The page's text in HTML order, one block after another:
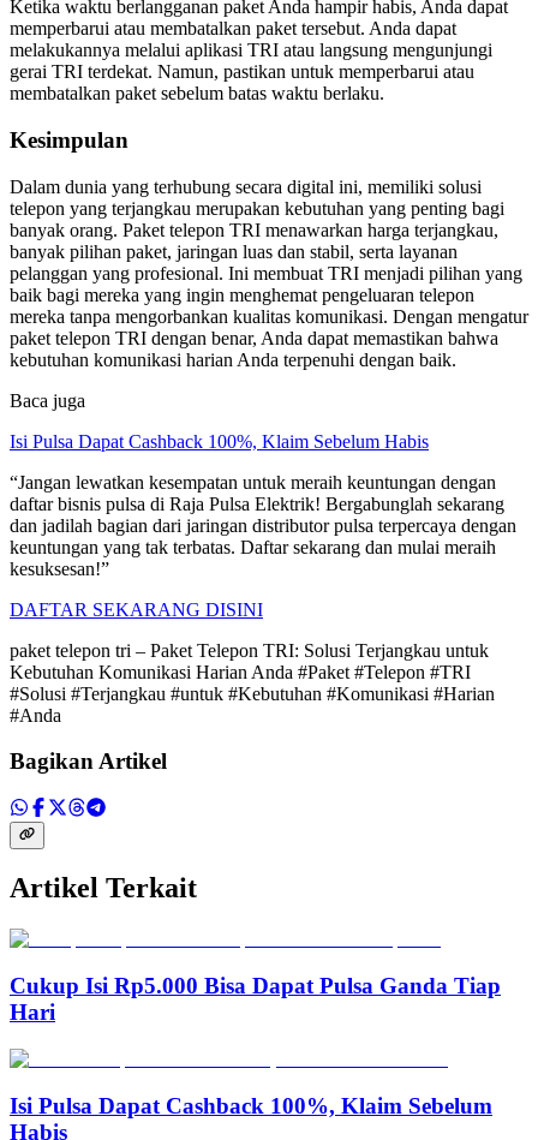
Ketika waktu berlangganan paket Anda hampir habis, Anda dapat
memperbarui atau membatalkan paket tersebut. Anda dapat
melakukannya melalui aplikasi TRI atau langsung mengunjungi
gerai TRI terdekat. Namun, pastikan untuk memperbarui atau
membatalkan paket sebelum batas waktu berlaku.
Kesimpulan
Dalam dunia yang terhubung secara digital ini, memiliki solusi
telepon yang terjangkau merupakan kebutuhan yang penting bagi
banyak orang. Paket telepon TRI menawarkan harga terjangkau,
banyak pilihan paket, jaringan luas dan stabil, serta layanan
pelanggan yang profesional. Ini membuat TRI menjadi pilihan yang
baik bagi mereka yang ingin menghemat pengeluaran telepon
mereka tanpa mengorbankan kualitas komunikasi. Dengan mengatur
paket telepon TRI dengan benar, Anda dapat memastikan bahwa
kebutuhan komunikasi harian Anda terpenuhi dengan baik.
Baca juga
Isi Pulsa Dapat Cashback 100%, Klaim Sebelum Habis
“Jangan lewatkan kesempatan untuk meraih keuntungan dengan
daftar bisnis pulsa di Raja Pulsa Elektrik! Bergabunglah sekarang
dan jadilah bagian dari jaringan distributor pulsa terpercaya dengan
keuntungan yang tak terbatas. Daftar sekarang dan mulai meraih
kesuksesan!”
DAFTAR SEKARANG DISINI
paket telepon tri – Paket Telepon TRI: Solusi Terjangkau untuk
Kebutuhan Komunikasi Harian Anda #Paket #Telepon #TRI
#Solusi #Terjangkau #untuk #Kebutuhan #Komunikasi #Harian
#Anda
Bagikan Artikel
Artikel Terkait
Cukup Isi Rp5.000 Bisa Dapat Pulsa Ganda Tiap
Hari
Isi Pulsa Dapat Cashback 100%, Klaim Sebelum
Habis